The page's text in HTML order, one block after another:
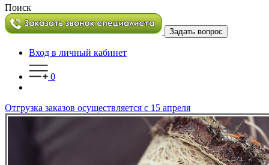
Поиск
Задать вопрос
Вход в личный кабинет
0
Отгрузка заказов осуществляется с 15 апреля